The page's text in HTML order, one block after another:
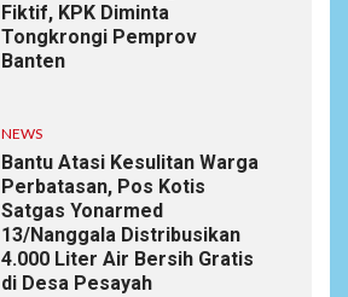
Fiktif, KPK Diminta
Tongkrongi Pemprov
Banten
NEWS
Bantu Atasi Kesulitan Warga
Perbatasan, Pos Kotis
Satgas Yonarmed
13/Nanggala Distribusikan
4.000 Liter Air Bersih Gratis
di Desa Pesayah